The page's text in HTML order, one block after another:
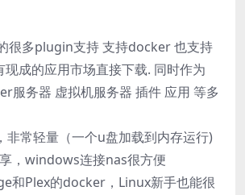
很多plugin支持 支持docker 也支持
成的应用市场直接下载. 同时作为
服务器 虚拟机服务器 插件 应用 等多
非常轻量（一个u盘加载到内存运行)
，windows连接nas很方便
和Plex的docker，Linux新手也能很